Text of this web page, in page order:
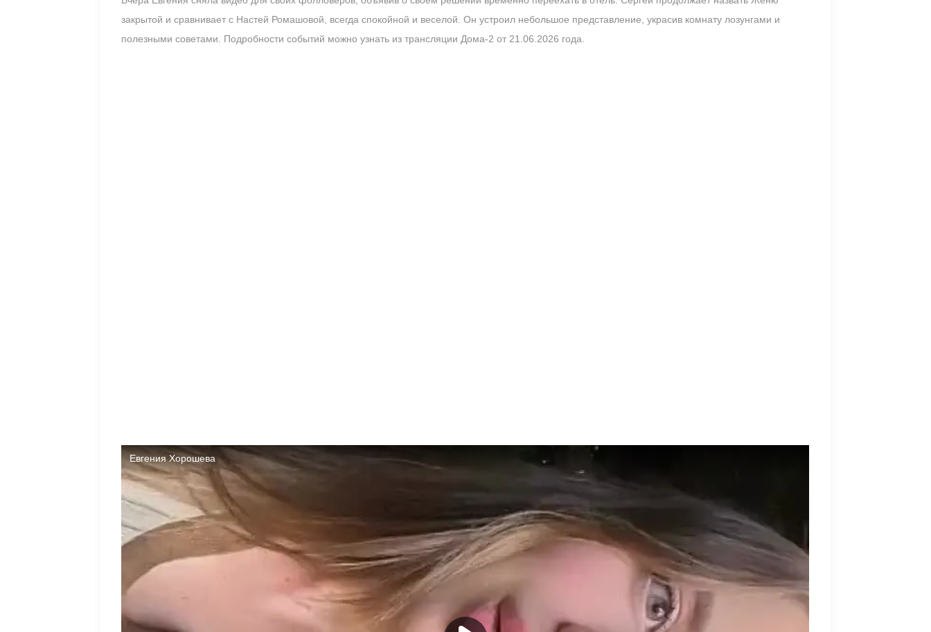
закрытой и сравнивает с Настей Ромашовой, всегда спокойной и веселой. Он устроил небольшое представление, украсив комнату лозунгами и
полезными советами. Подробности событий можно узнать из трансляции Дома-2 от 21.06.2026 года.
Сначала Дорожкина пошутила, притворившись, что медитирует и повторяя советы мужа, который верит, что улыбка решает все проблемы и
привлекает позитив. Однако проблема Евгении в том, что она не хочет задерживаться на проекте надолго, бизнес в Дубае потерпел неудачу, и на
мужскую поддержку в трудную минуту рассчитывать не приходится.